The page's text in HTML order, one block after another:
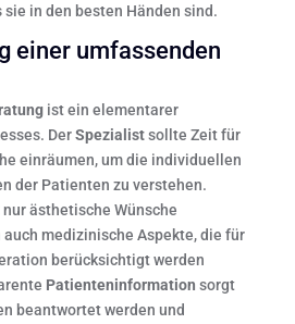
in den besten Händen sind.
einer umfassenden
ist ein elementarer
DerSpezialistsollte Zeit für
einräumen, um die individuellen
der Patienten zu verstehen.
ästhetische Wünsche
auch medizinische Aspekte, die für
berücksichtigt werden
Patienteninformation sorgt
beantwortet werden und